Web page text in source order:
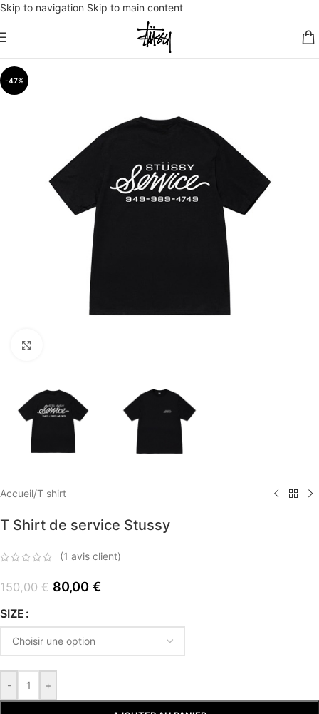
Skip to navigation Skip to main content
-47%
Accueil/T shirt
T Shirt de service Stussy
(1 avis client)
150,00€ 80,00 €
SIZE
- +